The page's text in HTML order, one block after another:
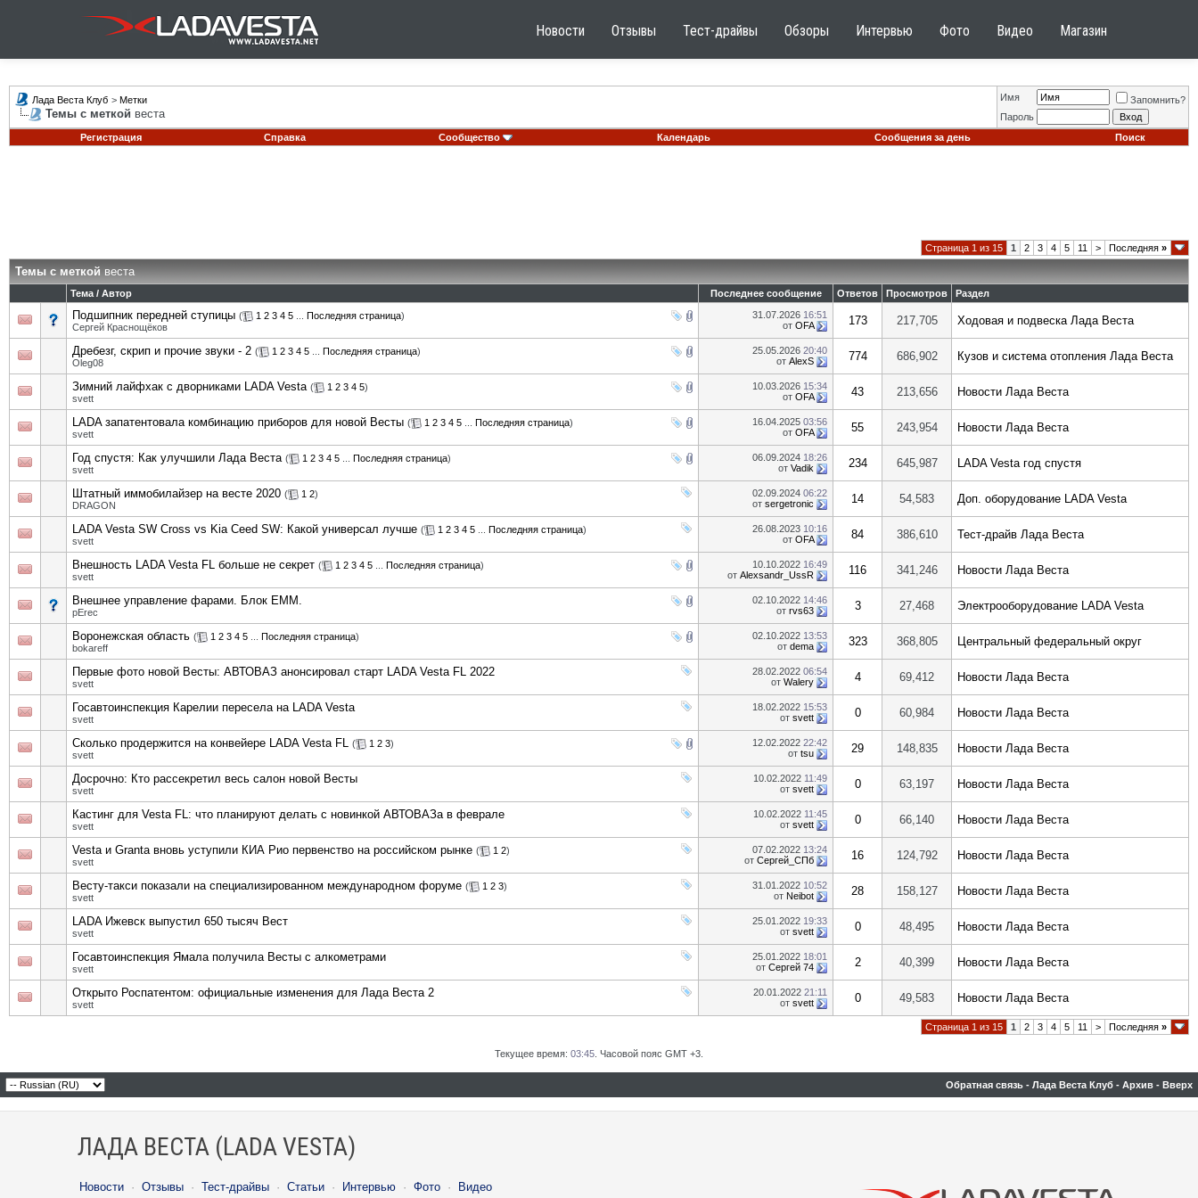
Новости Отзывы Тест-драйвы Обзоры Интервью Фото Видео Магазин
Лада Веста Клуб > Метки
Темы с меткой веста
Имя
Запомнить?
Пароль
Регистрация
Справка Сообщество Календарь Сообщения за день Поиск
Страница 1 из 15 1 2 3 4 5 11 > Последняя »
Темы с меткойвеста
Тема / Автор Последнее сообщение Ответов Просмотров Раздел
Подшипник передней ступицы ( 1 2 3 4 5 Последняя страница)
Сергей Краснощёков
31.07.2026 16:51
от OFA 173 217,705 Ходовая и подвеска Лада Веста
Дребезг, скрип и прочие звуки - 2 ( 1 2 3 4 5 Последняя страница)
Oleg08
25.05.2026 20:40
от AlexS 774 686,902 Кузов и система отопления Лада Веста
Зимний лайфхак с дворниками LADA Vesta ( 1 2 3 4 5)
svett
10.03.2026 15:34
от OFA 43 213,656 Новости Лада Веста
LADA запатентовала комбинацию приборов для новой Весты ( 1 2 3 4 5 Последняя страница)
svett
16.04.2025 03:56
от OFA 55 243,954 Новости Лада Веста
Год спустя: Как улучшили Лада Веста ( 1 2 3 4 5 Последняя страница)
svett
06.09.2024 18:26
от Vadik 234 645,987 LADA Vesta год спустя
Штатный иммобилайзер на весте 2020 ( 1 2)
DRAGON
02.09.2024 06:22
от sergetronic 14 54,583 Доп. оборудование LADA Vesta
LADA Vesta SW Cross vs Kia Ceed SW: Какой универсал лучше ( 1 2 3 4 5 Последняя страница)
svett
26.08.2023 10:16
от OFA 84 386,610 Тест-драйв Лада Веста
Внешность LADA Vesta FL больше не секрет ( 1 2 3 4 5 Последняя страница)
svett
10.10.2022 16:49
от Alexsandr_UssR 116 341,246 Новости Лада Веста
Внешнее управление фарами. Блок EMM.
pErec
02.10.2022 14:46
от rvs63 3 27,468 Электрооборудование LADA Vesta
Воронежская область ( 1 2 3 4 5 Последняя страница)
bokareff
02.10.2022 13:53
от dema 323 368,805 Центральный федеральный округ
Первые фото новой Весты: АВТОВАЗ анонсировал старт LADA Vesta FL 2022
svett
28.02.2022 06:54
от Walery 4 69,412 Новости Лада Веста
Госавтоинспекция Карелии пересела на LADA Vesta
svett
18.02.2022 15:53
от svett 0 60,984 Новости Лада Веста
Сколько продержится на конвейере LADA Vesta FL ( 1 2 3)
svett
12.02.2022 22:42
от tsu 29 148,835 Новости Лада Веста
Досрочно: Кто рассекретил весь салон новой Весты
svett
10.02.2022 11:49
от svett 0 63,197 Новости Лада Веста
Кастинг для Vesta FL: что планируют делать с новинкой АВТОВАЗа в феврале
svett
10.02.2022 11:45
от svett 0 66,140 Новости Лада Веста
Vesta и Granta вновь уступили КИА Рио первенство на российском рынке ( 1 2)
svett
07.02.2022 13:24
от Сергей_СПб 16 124,792 Новости Лада Веста
Весту-такси показали на специализированном международном форуме ( 1 2 3)
svett
31.01.2022 10:52
от Neibot 28 158,127 Новости Лада Веста
LADA Ижевск выпустил 650 тысяч Вест
svett
25.01.2022 19:33
от svett 0 48,495 Новости Лада Веста
Госавтоинспекция Ямала получила Весты с алкометрами
svett
25.01.2022 18:01
от Сергей 74 2 40,399 Новости Лада Веста
Открыто Роспатентом: официальные изменения для Лада Веста 2
svett
20.01.2022 21:11
от svett 0 49,583 Новости Лада Веста
Страница 1 из 15 1 2 3 4 5 11 > Последняя »
Текущее время: 03:45 . Часовой пояс GMT +3.
Обратная связь - Лада Веста Клуб - Архив - Вверх
ЛАДА ВЕСТА (LADA VESTA)
Новости · Отзывы · Тест-драйвы · Статьи · Интервью · Фото · Видео